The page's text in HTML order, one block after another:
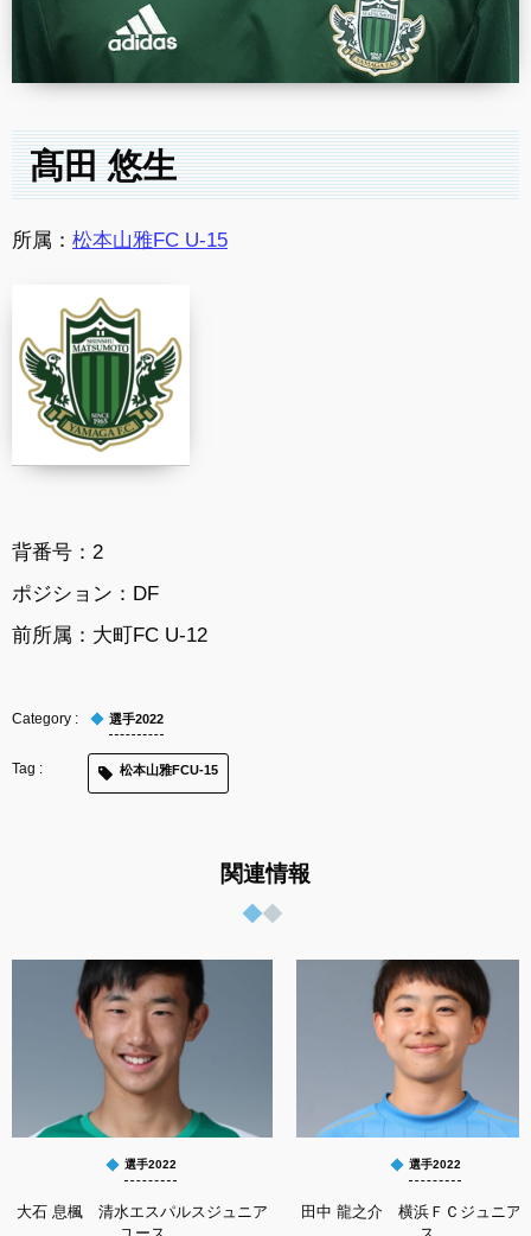
髙田 悠生
所属： 松本山雅FC U-15
背番号：2
ポジション：DF
前所属：大町FC U-12
選手2022
松本山雅FCU-15
関連情報
選手2022
大石 息楓 清水エスパルスジュニア
ユース
選手2022
田中 龍之介 横浜ＦＣジュニア
ス